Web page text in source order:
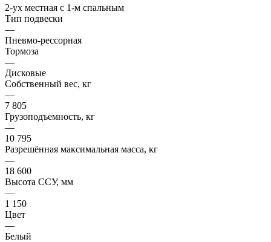
2-ух местная с 1-м спальным
Тип подвески
—
Пневмо-рессорная
Тормоза
—
Дисковые
Собственный вес, кг
—
7 805
Грузоподъемность, кг
—
10 795
Разрешённая максимальная масса, кг
—
18 600
Высота ССУ, мм
—
1 150
Цвет
—
Белый